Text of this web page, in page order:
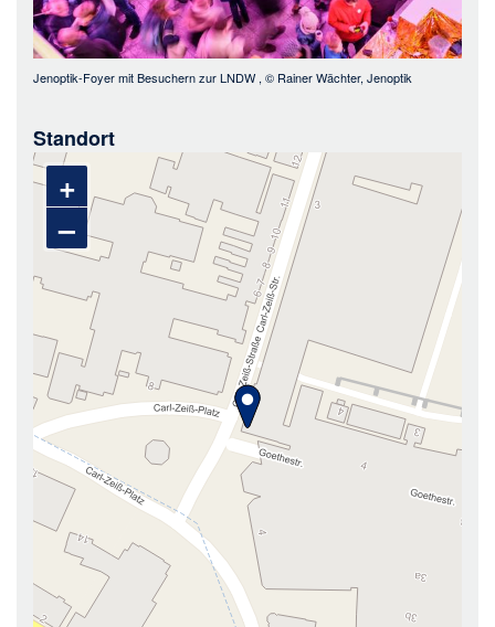
Jenoptik-Foyer mit Besuchern zur LNDW , © Rainer Wächter, Jenoptik
Standort
+
–